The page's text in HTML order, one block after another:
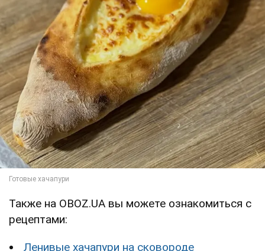
Также на OBOZ.UA вы можете ознакомиться с
рецептами:
Ленивые хачапури на сковороде